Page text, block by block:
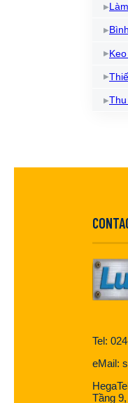
Tel:
eMail:
Tầng